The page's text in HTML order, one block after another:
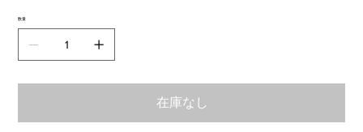
数量
在庫なし